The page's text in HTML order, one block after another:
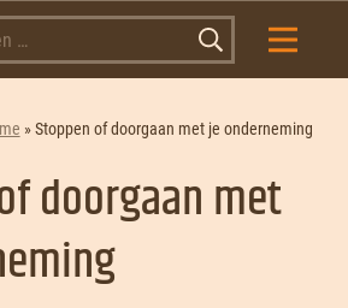
»Stoppen of doorgaan met je onderneming
doorgaan met